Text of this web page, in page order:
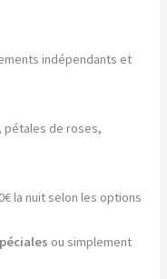
indépendants et
pétales de roses,
la nuit selon les options
ou simplement